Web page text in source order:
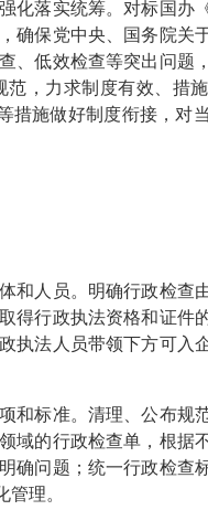
落实统筹。对标国办
确保党中央、国务院关
、低效检查等突出问题
，力求制度有效、措
措施做好制度衔接，对
人员。明确行政检查
得行政执法资格和证件
执法人员带领下方可入
标准。清理、公布规
域的行政检查单，根据
确问题；统一行政检查
理。